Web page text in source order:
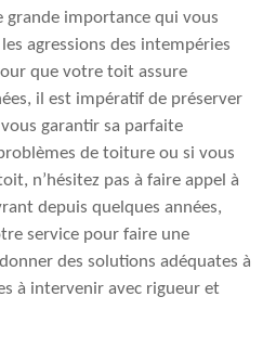
grande importance qui vous
agressions des intempéries
que votre toit assure
il est impératif de préserver
garantir sa parfaite
de toiture ou si vous
n’hésitez pas à faire appel à
depuis quelques années,
service pour faire une
des solutions adéquates à
à intervenir avec rigueur et